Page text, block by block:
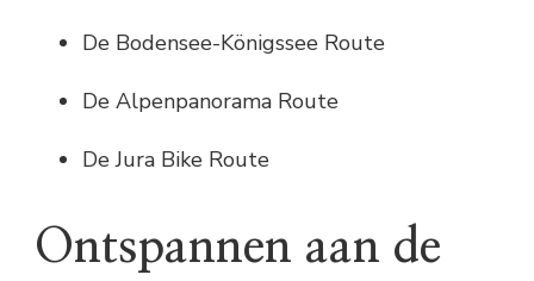
De Bodensee-Königssee Route
De Alpenpanorama Route
De Jura Bike Route
Ontspannen aan de